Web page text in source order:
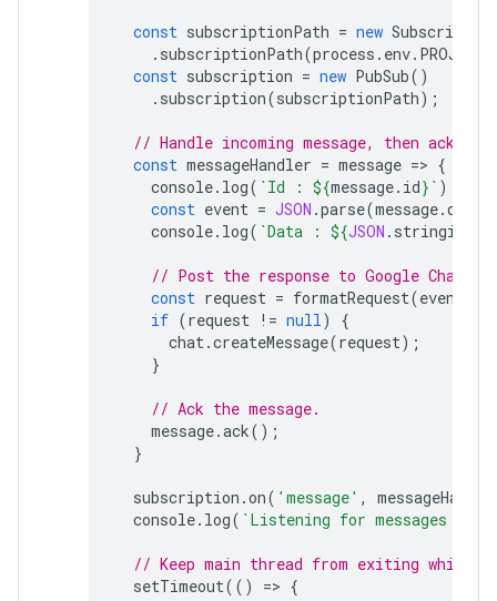
const subscriptionPath = new
. subscriptionPath(process . env.
const subscription = new PubSub()
. subscription(subscriptionPath);
// Handle incoming message, then ack/
const messageHandler = message => {
console. log( `Id : ${message. id} ` );
const event = JSON .parse(message.data
console. log( `Data : ${JSON . stringify
// Post the response to Google Chat.
const request = formatRequest(event
if (request != null)
{
chat.createMessage(request);
}
// Ack the message.
message.ack();
}
subscription .on( 'message' ,
console. log( `Listening for messages on
// Keep main thread from exiting while
setTimeout(() => {